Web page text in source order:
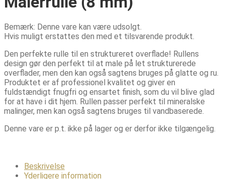
Bemærk: Denne vare kan være udsolgt.
Hvis muligt erstattes den med et tilsvarende produkt.
Den perfekte rulle til en struktureret overflade! Rullens
design gør den perfekt til at male på let strukturerede
overflader, men den kan også sagtens bruges på glatte og ru.
Produktet er af professionel kvalitet og giver en
fuldstændigt fnugfri og ensartet finish, som du vil blive glad
for at have i dit hjem. Rullen passer perfekt til mineralske
malinger, men kan også sagtens bruges til vandbaserede.
Denne vare er p.t. ikke på lager og er derfor ikke tilgængelig.
Beskrivelse
Yderligere information